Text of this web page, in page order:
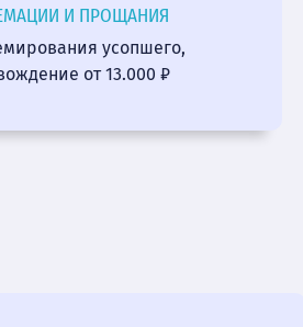
И ПРОЩАНИЯ
усопшего,
от 13.000 ₽